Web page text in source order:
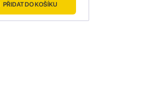
PŘIDAT DO KOŠÍKU